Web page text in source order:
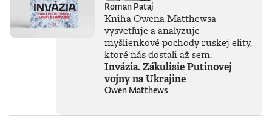
Roman Pataj
Kniha Owena Matthewsa
vysvetľuje a analyzuje
myšlienkové pochody ruskej elity,
ktoré nás dostali až sem.
Invázia. Zákulisie Putinovej
vojny na Ukrajine
Owen Matthews